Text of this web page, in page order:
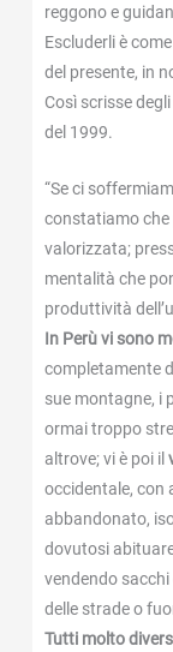
reggono e
Escluderli è
del presente, in
Così scrisse
del 1999.
“Se ci
constatiamo che
valorizzata;
mentalità che
produttività
In Perù vi sono
completamente
sue montagne, i
ormai troppo
altrove; vi è poi il
occidentale, con
abbandonato,
dovutosi
vendendo sacchi
delle strade o
Tutti molto